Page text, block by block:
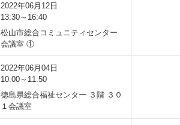
2022年06月12日
13:30～16:40
松山市総合コミュニティセンター
会議室 ①
2022年06月04日
10:00～11:50
徳島県総合福祉センター ３階 ３０
１会議室